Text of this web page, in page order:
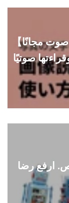
【تحويل الصور إلى صوت مجانًا】 كيفية استخدام
صوتيًا
ارفع رضا